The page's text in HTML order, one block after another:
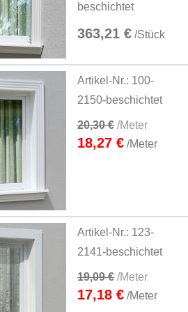
beschichtet
363,21 € /Stück
Artikel-Nr.: 100-
2150-beschichtet
20,30 € /Meter
18,27 € /Meter
Artikel-Nr.: 123-
2141-beschichtet
19,09 € /Meter
17,18 € /Meter